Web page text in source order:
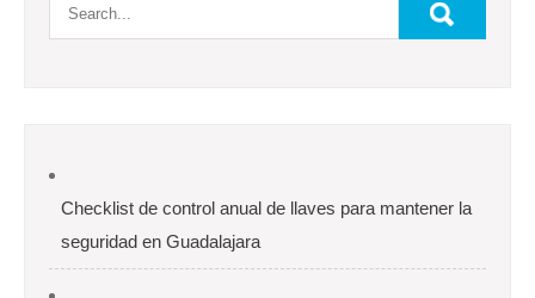
Checklist de control anual de llaves para mantener la
seguridad en Guadalajara